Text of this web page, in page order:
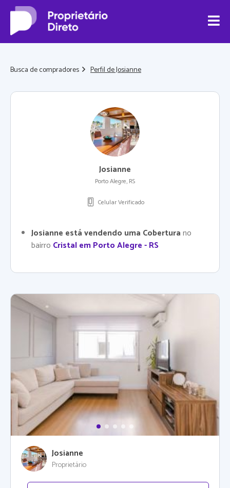
Busca de compradores Perfil de Josianne
Josianne
Porto Alegre, RS
Celular Verificado
Josianne está vendendo uma Coberturano
bairro Cristal em Porto Alegre - RS
Josianne
Proprietário